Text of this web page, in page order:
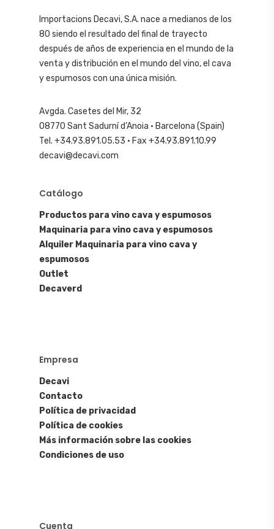
Importacions Decavi, S.A. nace a medianos de los
80 siendo el resultado del final de trayecto
después de años de experiencia en el mundo de la
venta y distribución en el mundo del vino, el cava
y espumosos con una única misión.
Avgda. Casetes del Mir, 32
08770 Sant Sadurní d’Anoia · Barcelona (Spain)
Tel. +34.93.891.05.53 · Fax +34.93.891.10.99
decavi@decavi.com
Catálogo
Productos para vino cava y espumosos
Maquinaria para vino cava y espumosos
Alquiler Maquinaria para vino cava y
espumosos
Outlet
Decaverd
Empresa
Decavi
Contacto
Política de privacidad
Política de cookies
Más información sobre las cookies
Condiciones de uso
Cuenta